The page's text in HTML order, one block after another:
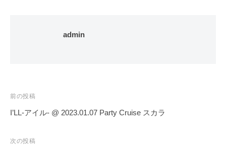
admin
投
稿
ビ
前の投稿
I’LL-アイル- @ 2023.01.07 Party Cruise スカラ
次の投稿